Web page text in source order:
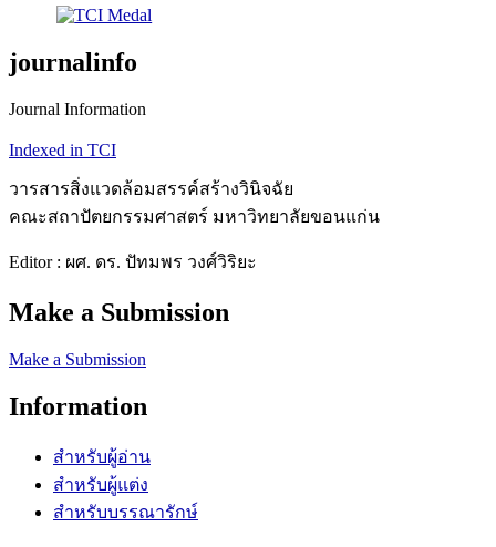
journalinfo
Journal Information
Indexed in TCI
วารสารสิ่งแวดล้อมสรรค์สร้างวินิจฉัย
คณะสถาปัตยกรรมศาสตร์ มหาวิทยาลัยขอนแก่น
Editor : ผศ. ดร. ปัทมพร วงศ์วิริยะ
Make a Submission
Make a Submission
Information
สำหรับผู้อ่าน
สำหรับผู้แต่ง
สำหรับบรรณารักษ์